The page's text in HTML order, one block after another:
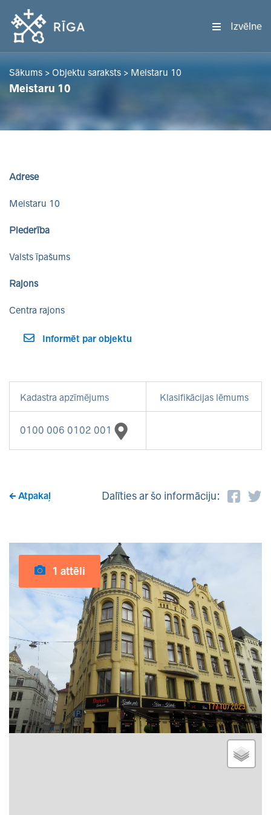
Izvēlne
Sākums > Objektu saraksts > Meistaru 10
Meistaru 10
Adrese
Meistaru 10
Piederība
Valsts īpašums
Rajons
Centra rajons
Informēt par objektu
Kadastra apzīmējums Klasifikācijas lēmums
0100 006 0102 001
Atpakaļ Dalīties ar šo informāciju:
1 attēli